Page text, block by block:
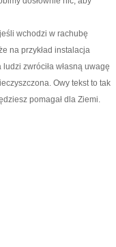
wchodzi w rachubę
na przykład instalacja
zwróciła własną uwagę
Owy tekst to tak
pomagał dla Ziemi.